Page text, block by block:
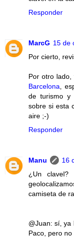
Responder
MarcG 15 de
Por cierto,
Por otro
Barcelona ,
de turismo y
sobre si esta
aire ;-)
Responder
Manu
16
¿Un
camiseta de
@Juan: sí, ya
Paco, pero